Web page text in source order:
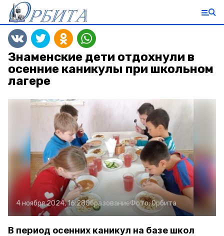
Знаменские дети отдохнули в
осенние каникулы при школьном
лагере
4 ноября 2024, 16:28ОбразованиеФото:Орбита
В период осенних каникул на базе школ